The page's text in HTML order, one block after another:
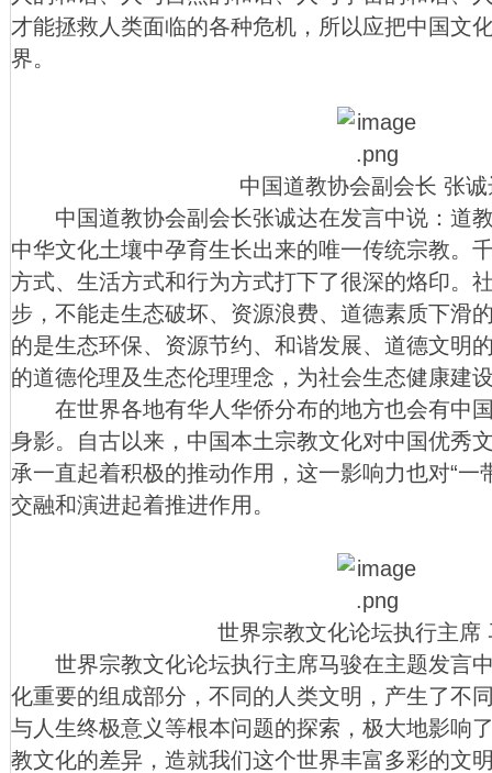
才能拯救人类面临的各种危机，所以应把中国文
界。
中国道教协会副会长 张诚
中国道教协会副会长张诚达在发言中说：道
中华文化土壤中孕育生长出来的唯一传统宗教。
方式、生活方式和行为方式打下了很深的烙印。
步，不能走生态破坏、资源浪费、道德素质下滑
的是生态环保、资源节约、和谐发展、道德文明
的道德伦理及生态伦理理念，为社会生态健康建
在世界各地有华人华侨分布的地方也会有中
身影。自古以来，中国本土宗教文化对中国优秀
承一直起着积极的推动作用，这一影响力也对“一
交融和演进起着推进作用。
世界宗教文化论坛执行主席
世界宗教文化论坛执行主席马骏在主题发言
化重要的组成部分，不同的人类文明，产生了不
与人生终极意义等根本问题的探索，极大地影响
教文化的差异，造就我们这个世界丰富多彩的文